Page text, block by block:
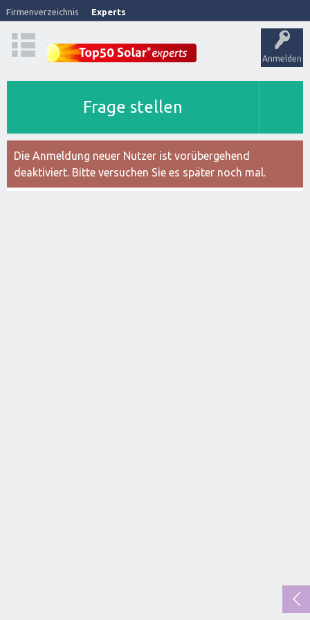
Firmenverzeichnis Experts
Anmelden
Frage stellen
Die Anmeldung neuer Nutzer ist vorübergehend
deaktiviert. Bitte versuchen Sie es später noch mal.